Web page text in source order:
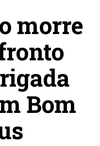
morre
Bom